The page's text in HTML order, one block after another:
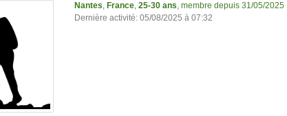
Nantes France 25-30 ans , membre depuis 31/05/2025
Dernière activité: 05/08/2025 à 07:32